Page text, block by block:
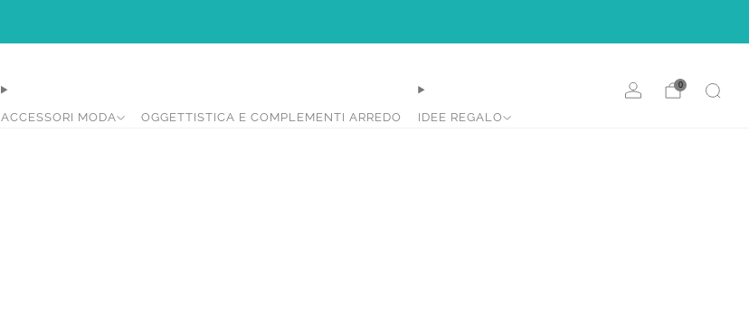
ACCESSORI MODA OGGETTISTICA E COMPLEMENTI ARREDO IDEE REGALO
0